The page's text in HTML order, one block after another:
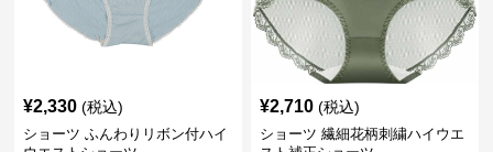
¥2,330 (税込)
ショーツ ふんわりリボン付ハイ
¥2,710 (税込)
ショーツ 繊細花柄刺繍ハイウエ